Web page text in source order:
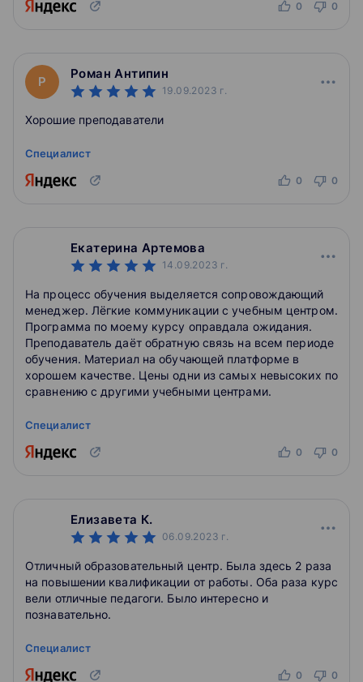
0 0
Р
Роман Антипин
19.09.2023 г.
Хорошие преподаватели
Специалист
0 0
Екатерина Артемова
14.09.2023 г.
На процесс обучения выделяется сопровождающий
менеджер. Лёгкие коммуникации с учебным центром.
Программа по моему курсу оправдала ожидания.
Преподаватель даёт обратную связь на всем периоде
обучения. Материал на обучающей платформе в
хорошем качестве. Цены одни из самых невысоких по
сравнению с другими учебными центрами.
Специалист
0 0
Елизавета К.
06.09.2023 г.
Отличный образовательный центр. Была здесь 2 раза
на повышении квалификации от работы. Оба раза курс
вели отличные педагоги. Было интересно и
познавательно.
Специалист
0 0